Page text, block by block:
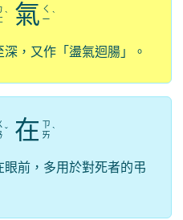
ˋ 氣 ㄑ
ㄧ ˋ
，又作「盪氣迴腸」。
ˇ 在
ㄗ
ㄞ ˋ
眼前，多用於對死者的弔